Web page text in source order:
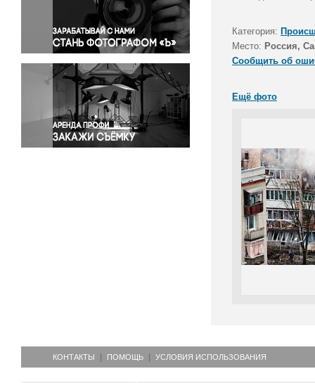
Правосудие
Происшествия и конфликты
Религия
Светская жизнь
Спорт
Экология
Экономика и бизнес
Категория:
Место: Россия,
Сообщить об
Ещё фото
КОНТАКТЫ ПОМОЩЬ УСЛОВИЯ ИСПОЛЬЗОВАНИЯ